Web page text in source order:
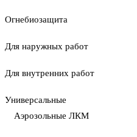
Огнебиозащита
Для наружных работ
Для внутренних работ
Универсальные
Аэрозольные ЛКМ